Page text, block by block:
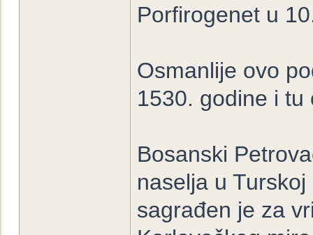
Porfirogenet u
Osmanlije ovo
1530. godine i tu
Bosanski
naselja u
sagrađen je za